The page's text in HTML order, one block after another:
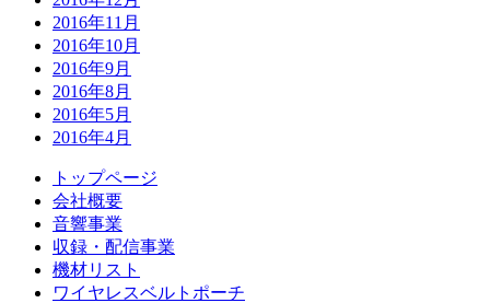
2016年11月
2016年10月
2016年9月
2016年8月
2016年5月
2016年4月
トップページ
会社概要
音響事業
収録・配信事業
機材リスト
ワイヤレスベルトポーチ